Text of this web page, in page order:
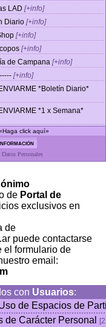
LAD [+info]
Diario [+info]
[+info]
[+info]
de Campana [+info]
[+info]
*Boletín Diario*
*1 x Semana*
click aquí»
Personales
de Portal de
exclusivos en
de
puede contactarse
el formulario de
email:
con Usuarios:
de Espacios de
de Carácter Personal